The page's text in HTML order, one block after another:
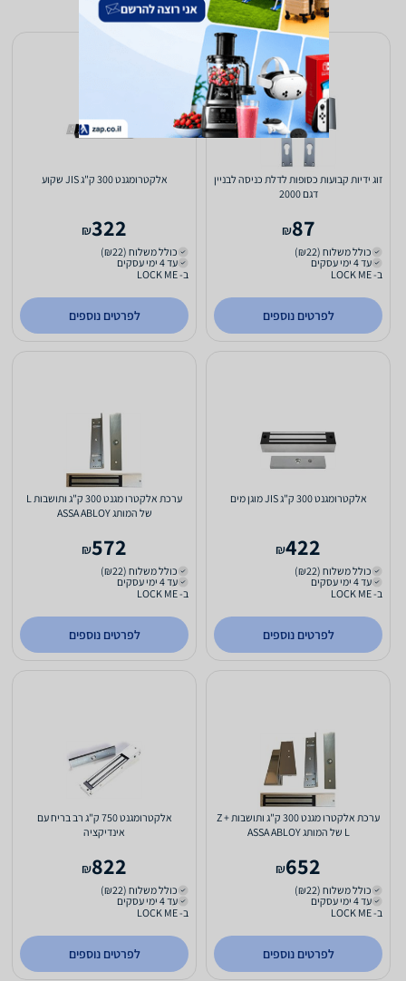
זוג ידיות קבועות כסופות לדלת כניסה לבניין
דגם 2000
87
₪
כולל משלוח (₪22)
עד 4 ימי עסקים
ב- LOCK ME
לפרטים נוספים
אלקטרומגנט 300 ק"ג JIS שקוע
322
₪
כולל משלוח (₪22)
עד 4 ימי עסקים
ב- LOCK ME
לפרטים נוספים
אלקטרומגנט 300 ק"ג JIS מוגן מים
422
₪
כולל משלוח (₪22)
עד 4 ימי עסקים
ב- LOCK ME
לפרטים נוספים
ערכת אלקטרו מגנט 300 ק"ג ותושבות L
של המותג ASSA ABLOY
572
₪
כולל משלוח (₪22)
עד 4 ימי עסקים
ב- LOCK ME
לפרטים נוספים
ערכת אלקטרו מגנט 300 ק"ג ותושבות Z +
L של המותג ASSA ABLOY
652
₪
כולל משלוח (₪22)
עד 4 ימי עסקים
ב- LOCK ME
לפרטים נוספים
אלקטרומגנט 750 ק"ג רב בריח עם
אינדיקציה
822
₪
כולל משלוח (₪22)
עד 4 ימי עסקים
ב- LOCK ME
לפרטים נוספים